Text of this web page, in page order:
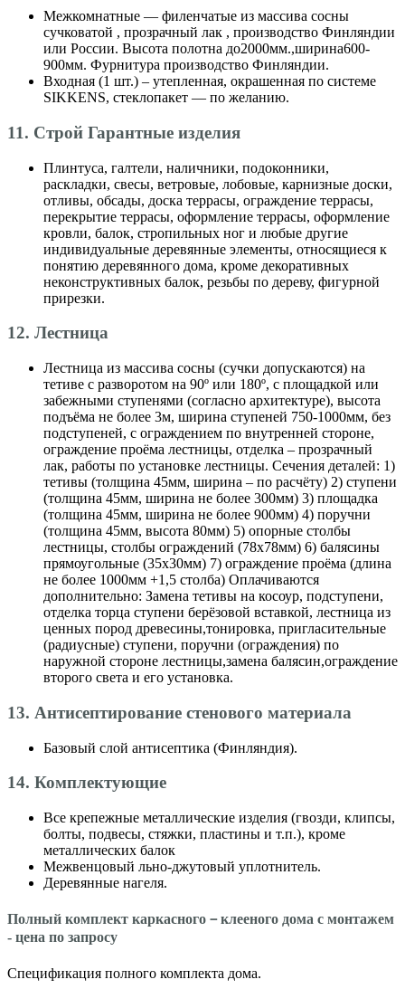
Межкомнатные — филенчатые из массива сосны
сучковатой , прозрачный лак , производство Финляндии
или России. Высота полотна до2000мм.,ширина600-
900мм. Фурнитура производство Финляндии.
Входная (1 шт.) – утепленная, окрашенная по системе
SIKKENS, стеклопакет — по желанию.
11. Строй Гарантные изделия
Плинтуса, галтели, наличники, подоконники,
раскладки, свесы, ветровые, лобовые, карнизные доски,
отливы, обсады, доска террасы, ограждение террасы,
перекрытие террасы, оформление террасы, оформление
кровли, балок, стропильных ног и любые другие
индивидуальные деревянные элементы, относящиеся к
понятию деревянного дома, кроме декоративных
неконструктивных балок, резьбы по дереву, фигурной
прирезки.
12. Лестница
Лестница из массива сосны (сучки допускаются) на
тетиве с разворотом на 90º или 180º, с площадкой или
забежными ступенями (согласно архитектуре), высота
подъёма не более 3м, ширина ступеней 750-1000мм, без
подступеней, с ограждением по внутренней стороне,
ограждение проёма лестницы, отделка – прозрачный
лак, работы по установке лестницы. Сечения деталей: 1)
тетивы (толщина 45мм, ширина – по расчёту) 2) ступени
(толщина 45мм, ширина не более 300мм) 3) площадка
(толщина 45мм, ширина не более 900мм) 4) поручни
(толщина 45мм, высота 80мм) 5) опорные столбы
лестницы, столбы ограждений (78х78мм) 6) балясины
прямоугольные (35х30мм) 7) ограждение проёма (длина
не более 1000мм +1,5 столба) Оплачиваются
дополнительно: Замена тетивы на косоур, подступени,
отделка торца ступени берёзовой вставкой, лестница из
ценных пород древесины,тонировка, пригласительные
(радиусные) ступени, поручни (ограждения) по
наружной стороне лестницы,замена балясин,ограждение
второго света и его установка.
13. Антисептирование стенового материала
Базовый слой антисептика (Финляндия).
14. Комплектующие
Все крепежные металлические изделия (гвозди, клипсы,
болты, подвесы, стяжки, пластины и т.п.), кроме
металлических балок
Межвенцовый льно-джутовый уплотнитель.
Деревянные нагеля.
Полный комплект каркасного－клееного дома с монтажем
- цена по запросу
Спецификация полного комплекта дома.